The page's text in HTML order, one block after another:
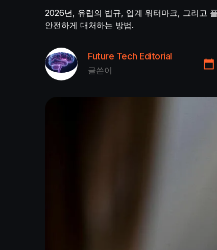
2026년, 유럽의 법규, 업계 워터마크, 그리고
안전하게 대처하는 방법.
Future Tech Editorial
글쓴이